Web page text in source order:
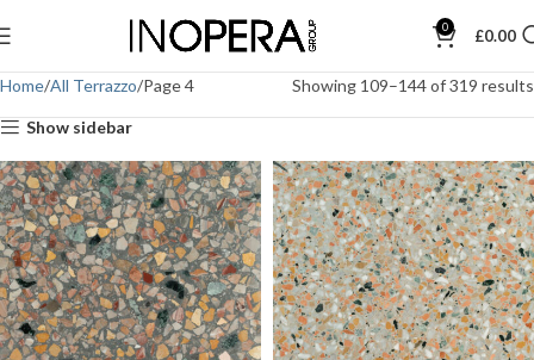
0 £0.00
Home All Terrazzo Page 4 Showing 109–144 of 319 results
Show sidebar